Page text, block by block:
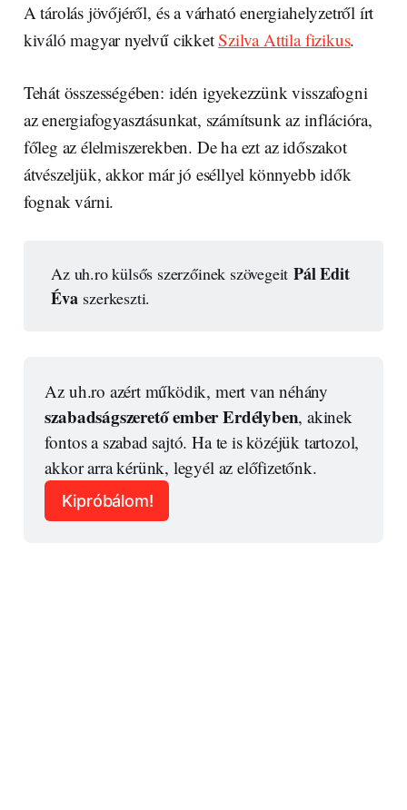
A tárolás jövőjéről, és a várható energiahelyzetről írt
kiváló magyar nyelvű cikketSzilva Attila fizikus.
Tehát összességében: idén igyekezzünk visszafogni
az energiafogyasztásunkat, számítsunk az inflációra,
főleg az élelmiszerekben. De ha ezt az időszakot
átvészeljük, akkor már jó eséllyel könnyebb idők
fognak várni.
Az uh.ro külsős szerzőinek szövegeitPál Edit
Évaszerkeszti.
szabadságszerető ember Erdélyben, akinek
fontos a szabad sajtó. Ha te is közéjük tartozol,
akkor arra kérünk, legyél az előfizetőnk.
Kipróbálom!